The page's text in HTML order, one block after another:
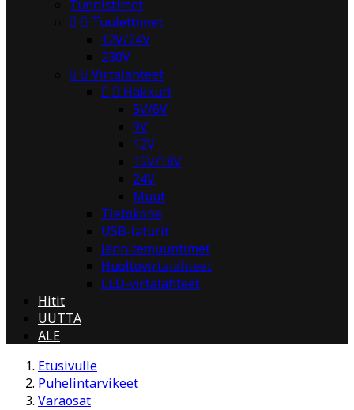
Tunnistimet
  Tuulettimet
12V/24V
230V
  Virtalähteet
  Hakkuri
5V/6V
9V
12V
15V/18V
24V
Muut
Tietokone
USB-laturit
Jännitemuuntimet
Huoltovirtalähteet
LED-virtalähteet
Hitit
UUTTA
ALE
Etusivulle
Puhelintarvikeet
Varaosat